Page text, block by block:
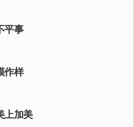
平事
作样
上加美